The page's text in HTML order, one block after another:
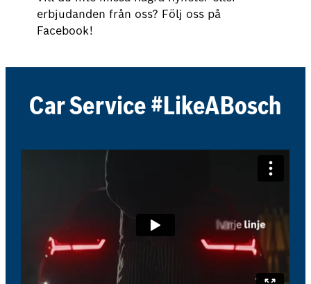
erbjudanden från oss? Följ oss på
Facebook!
Car Service #LikeABosch